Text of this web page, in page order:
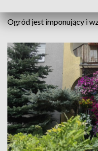
Ogród jest imponujący i